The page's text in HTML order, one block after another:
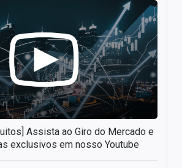
Assista ao Giro do Mercado e
exclusivos em nosso Youtube